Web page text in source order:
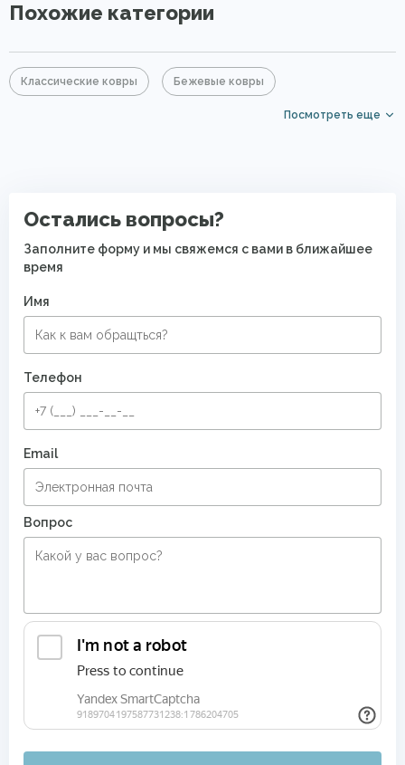
Похожие категории
Классические ковры Бежевые ковры
Ковровые дорожки для дома
Ковровые дорожки шириной 1 метр
Ковровые дорожки шириной 120 см
Ковровые дорожки шириной 150 см
Безворсовые хлопковые ковры
Посмотреть еще
Остались вопросы?
Заполните форму и мы свяжемся с вами в ближайшее
время
Имя
Телефон
Email
Вопрос